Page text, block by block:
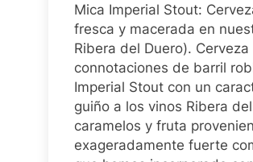
Mica Imperial Stout:
fresca y macerada en
Ribera del Duero).
connotaciones de barril
Imperial Stout con un
guiño a los vinos Ribera
caramelos y fruta
exageradamente fuerte